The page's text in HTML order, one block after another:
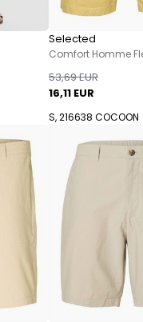
Selected
Comfort Homme
16,11 EUR
53,69 EUR
S, 216638 COCOON